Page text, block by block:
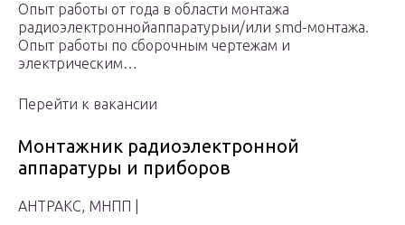
Опыт работы от года в области монтажа
радиоэлектроннойаппаратурыи/или smd-монтажа.
Опыт работы по сборочным чертежам и
электрическим…
Перейти к вакансии
Монтажник радиоэлектронной
аппаратуры и приборов
АНТРАКС, МНПП |